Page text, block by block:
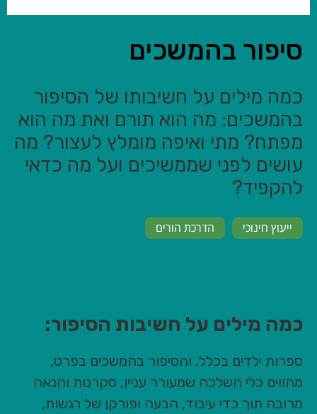
סיפור בהמשכים
כמה מילים על חשיבותו של הסיפור
בהמשכים: מה הוא תורם ואת מה הוא
מפתח? מתי ואיפה מומלץ לעצור? מה
עושים לפני שממשיכים ועל מה כדאי
להקפיד?
ייעוץ חינוכי הדרכת הורים
כמה מילים על חשיבות הסיפור:
ספרות ילדים בכלל, והסיפור בהמשכים בפרט,
מהווים כלי השלכה שמעורר עניין, סקרנות והנאה
מרובה תוך כדי עיבוד, הבעה ופורקן של רגשות,